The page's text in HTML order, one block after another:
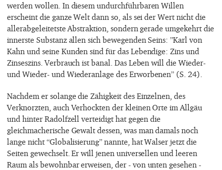
werden wollen. In diesem undurchführbaren Willen
erscheint die ganze Welt dann so, als sei der Wert nicht die
allerabgeleitetste Abstraktion, sondern gerade umgekehrt die
innerste Substanz allen sich bewegenden Seins: ”Karl von
Kahn und seine Kunden sind für das Lebendige: Zins und
Zinseszins. Verbrauch ist banal. Das Leben will die Wieder-
und Wieder- und Wiederanlage des Erworbenen” (S. 24).
Nachdem er solange die Zähigkeit des Einzelnen, des
Verknorzten, auch Verhockten der kleinen Orte im Allgäu
und hinter Radolfzell verteidigt hat gegen die
gleichmacherische Gewalt dessen, was man damals noch
lange nicht “Globalisierung” nannte, hat Walser jetzt die
Seiten gewechselt. Er will jenen universellen und leeren
Raum als bewohnbar erweisen, der - von unten gesehen -